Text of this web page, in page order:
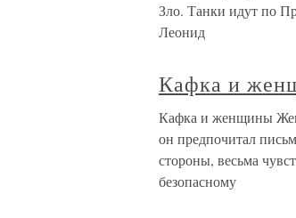
Зло. Танки идут по
Леонид
Кафка и
Кафка и женщины
он предпочитал
стороны, весьма
безопасному